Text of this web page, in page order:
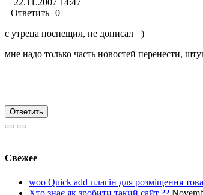
22.11.2007 14:47
Ответить 0
с утреца поспещил, не дописал =)
мне надо только часть новостей перенести,
Ответить
Свежее
woo Quick add плагін для розміщення
Хто знає як зробити такий сайт ??